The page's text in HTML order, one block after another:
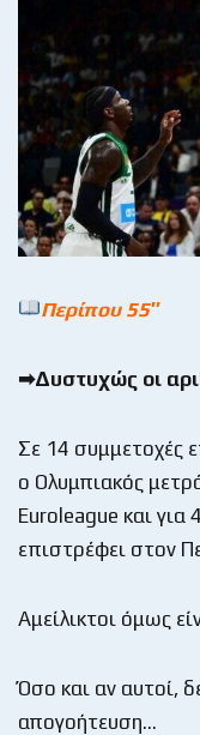
Περίπου 55″
➡Δυστυχώς οι
Σε 14 συμμετοχές
ο Ολυμπιακός
Euroleague και για 4
επιστρέφει στον
Αμείλικτοι όμως
Όσο και αν αυτοί,
απογοήτευση…